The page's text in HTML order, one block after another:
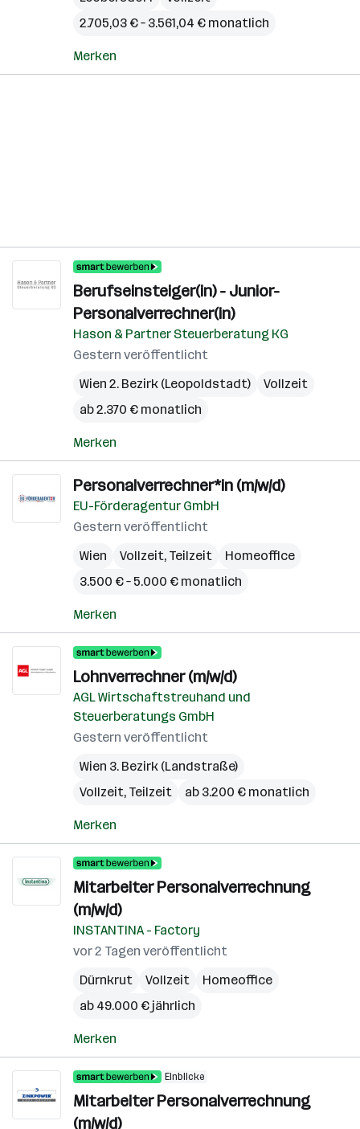
2.705,03 € – 3.561,04 € monatlich
Merken
Berufseinsteiger(in) - Junior-
Personalverrechner(in)
Hason & Partner Steuerberatung KG
Gestern veröffentlicht
Wien 2. Bezirk (Leopoldstadt)
Vollzeit
ab 2.370 € monatlich
Merken
Personalverrechner*in (m/w/d)
EU-Förderagentur GmbH
Gestern veröffentlicht
Wien
Vollzeit, Teilzeit
Homeoffice
3.500 € – 5.000 € monatlich
Merken
Lohnverrechner (m/w/d)
AGL Wirtschaftstreuhand und
Steuerberatungs GmbH
Gestern veröffentlicht
Wien 3. Bezirk (Landstraße)
Vollzeit, Teilzeit
ab 3.200 € monatlich
Merken
Mitarbeiter Personalverrechnung
(m/w/d)
INSTANTINA - Factory
vor 2 Tagen veröffentlicht
Dürnkrut
Vollzeit
Homeoffice
ab 49.000 € jährlich
Merken
Einblicke
Mitarbeiter Personalverrechnung
(m/w/d)